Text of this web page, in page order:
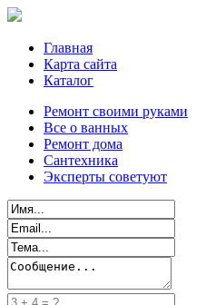
Главная
Карта сайта
Каталог
Ремонт своими руками
Все о ванных
Ремонт дома
Сантехника
Эксперты советуют